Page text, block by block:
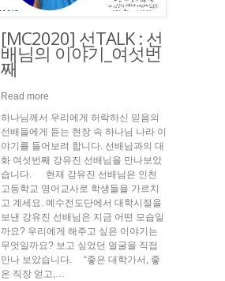
[MC2020] 선TALK : 선
배님의 이야기_여섯번
째
Read more
하나님께서 우리에게 허락하신 믿음의
선배들에게 듣는 현장 속 하나님 나라 이
야기를 들어보려 합니다. 선배님과의 대
화 여섯번째 강유진 선배님을 만나보았
습니다. 현재 강유진 선배님은 인천
고등학교 영어교사로 학생들을 가르치
고 계세요. 예수전도단에서 대학시절을
보낸 강유진 선배님은 지금 어떤 모습일
까요? 우리에게 해주고 싶은 이야기는
무엇일까요? 보고 싶었던 얼굴을 직접
만나 보았습니다. “좋은 대학가서, 좋
은 직장 얻고,…